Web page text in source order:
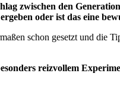
zwischen den
oder ist das eine
schon gesetzt und die
reizvollem